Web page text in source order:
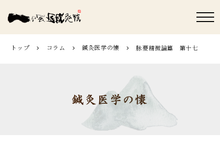
トップ コラム 鍼灸医学の懐 脉要精微論篇 第十七